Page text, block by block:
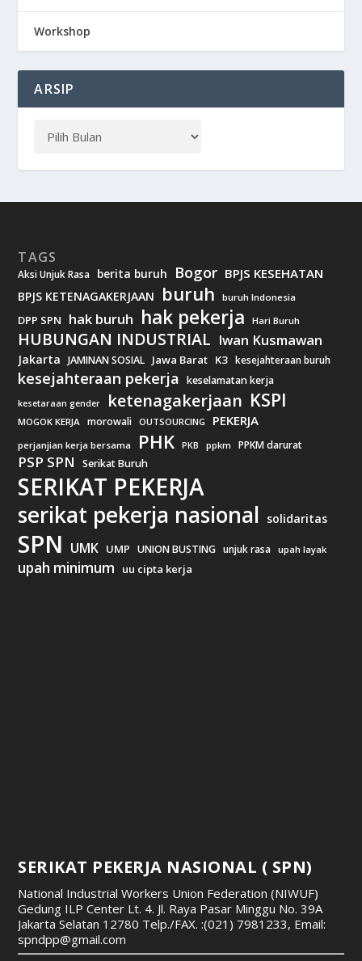
Workshop
ARSIP
TAGS
Aksi Unjuk Rasa berita buruh Bogor BPJS KESEHATAN
BPJS KETENAGAKERJAAN buruh buruh Indonesia
DPP SPN hak buruh hak pekerja Hari Buruh
HUBUNGAN INDUSTRIAL Iwan Kusmawan
Jakarta JAMINAN SOSIAL Jawa Barat K3 kesejahteraan buruh
kesejahteraan pekerja keselamatan kerja
kesetaraan gender ketenagakerjaan KSPI
MOGOK KERJA morowali OUTSOURCING PEKERJA
perjanjian kerja bersama PHK PKB ppkm PPKM darurat
PSP SPN Serikat Buruh
SERIKAT PEKERJA
serikat pekerja nasional solidaritas
SPN UMK UMP UNION BUSTING unjuk rasa upah layak
upah minimum uu cipta kerja
SERIKAT PEKERJA NASIONAL ( SPN)
National Industrial Workers Union Federation (NIWUF)
Gedung ILP Center Lt. 4. Jl. Raya Pasar Minggu No. 39A
Jakarta Selatan 12780 Telp./FAX. :(021) 7981233, Email:
spndpp@gmail.com